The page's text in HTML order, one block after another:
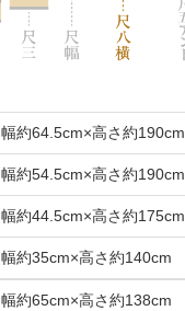
幅約64.5cm×高さ約190cm
幅約54.5cm×高さ約190cm
幅約44.5cm×高さ約175cm
幅約35cm×高さ約140cm
幅約65cm×高さ約138cm